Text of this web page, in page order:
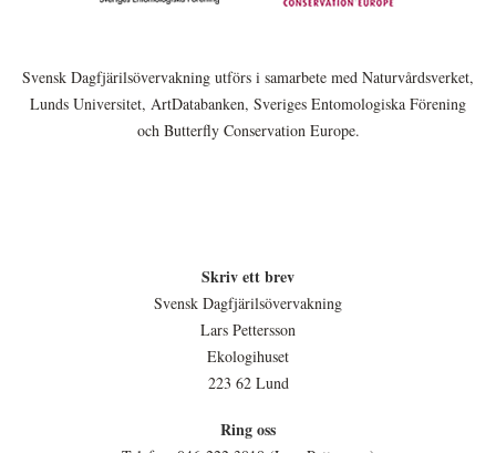
Svensk Dagfjärilsövervakning utförs i samarbete med Naturvårdsverket,
Lunds Universitet, ArtDatabanken, Sveriges Entomologiska Förening
och Butterfly Conservation Europe.
Skriv ett brev
Svensk Dagfjärilsövervakning
Lars Pettersson
Ekologihuset
223 62 Lund
Ring oss